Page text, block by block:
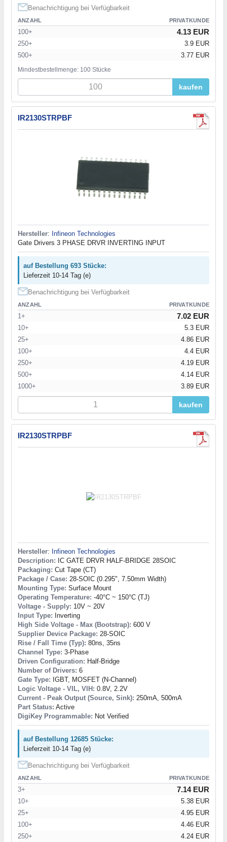
Benachrichtigung bei Verfügbarkeit
ANZAHL PRIVATKUNDE
100+ 4.13 EUR
250+
3.9 EUR
500+
3.77 EUR
Mindestbestellmenge: 100 Stücke
kaufen
IR2130STRPBF
Hersteller: Infineon Technologies
Gate Drivers 3 PHASE DRVR INVERTING INPUT
auf Bestellung 693 Stücke:
Lieferzeit 10-14 Tag (e)
Benachrichtigung bei Verfügbarkeit
ANZAHL PRIVATKUNDE
1+ 7.02 EUR
10+
5.3 EUR
25+
4.86 EUR
100+
4.4 EUR
250+
4.19 EUR
500+
4.14 EUR
1000+
3.89 EUR
kaufen
IR2130STRPBF
Hersteller: Infineon Technologies
Description: IC GATE DRVR HALF-BRIDGE 28SOIC
Packaging: Cut Tape (CT)
Package / Case: 28-SOIC (0.295", 7.50mm Width)
Mounting Type: Surface Mount
Operating Temperature: -40°C ~ 150°C (TJ)
Voltage - Supply: 10V ~ 20V
Input Type: Inverting
High Side Voltage - Max (Bootstrap): 600 V
Supplier Device Package: 28-SOIC
Rise / Fall Time (Typ): 80ns, 35ns
Channel Type: 3-Phase
Driven Configuration: Half-Bridge
Number of Drivers: 6
Gate Type: IGBT, MOSFET (N-Channel)
Logic Voltage - VIL, VIH: 0.8V, 2.2V
Current - Peak Output (Source, Sink): 250mA, 500mA
Part Status: Active
DigiKey Programmable: Not Verified
auf Bestellung 12685 Stücke:
Lieferzeit 10-14 Tag (e)
Benachrichtigung bei Verfügbarkeit
ANZAHL PRIVATKUNDE
3+ 7.14 EUR
10+
5.38 EUR
25+
4.95 EUR
100+
4.46 EUR
250+
4.24 EUR